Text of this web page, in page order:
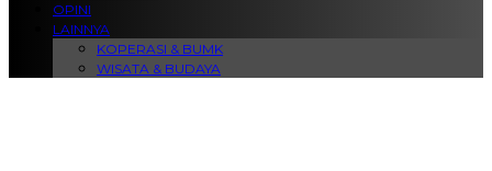
OPINI
LAINNYA
KOPERASI & BUMK
WISATA & BUDAYA